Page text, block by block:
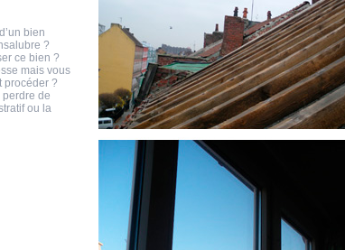
bien
?
ce bien ?
mais vous
procéder ?
de
ou la